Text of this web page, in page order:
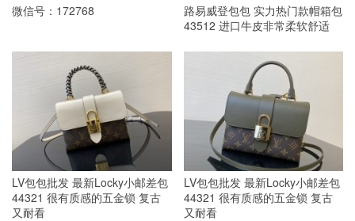
微信号：172768
路易威登包包 实力热门款帽箱包
43512 进口牛皮非常柔软舒适
LV包包批发 最新Locky小邮差包
44321 很有质感的五金锁 复古
又耐看
LV包包批发 最新Locky小邮差包
44321 很有质感的五金锁 复古
又耐看